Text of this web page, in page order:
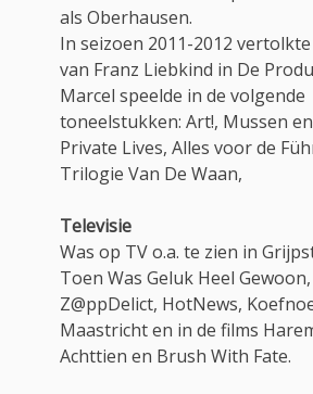
als Oberhausen.
In seizoen 2011-2012
van Franz Liebkind in De
Marcel speelde in de volgende
toneelstukken: Art!, Mussen
Private Lives, Alles voor de
Trilogie Van De Waan,
Televisie
Was op TV o.a. te zien in
Toen Was Geluk Heel
Z@ppDelict, HotNews,
Maastricht en in de films
Achttien en Brush With Fate.